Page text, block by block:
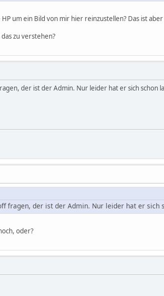
um ein Bild von mir hier reinzustellen? Das ist
zu verstehen?
der ist der Admin. Nur leider hat er sich schon
fragen, der ist der Admin. Nur leider hat er sich
oder?